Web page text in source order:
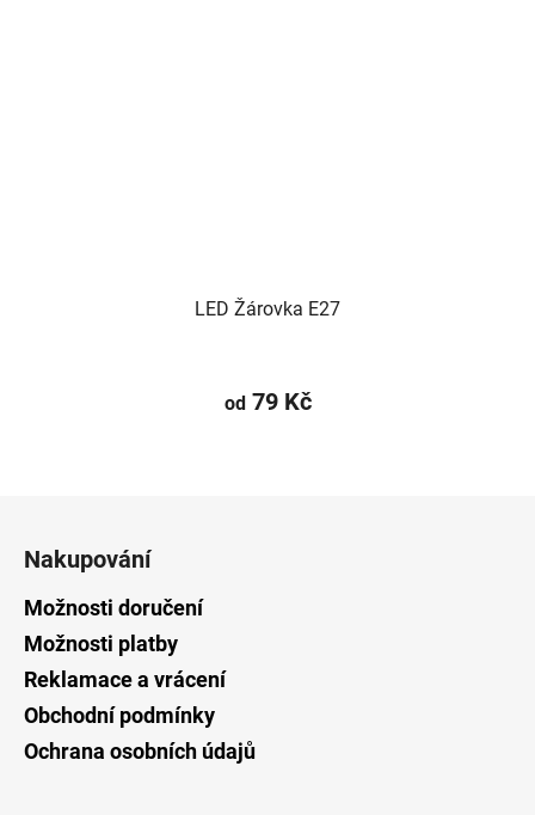
LED Žárovka E27
od79 Kč
Nakupování
Možnosti doručení
Možnosti platby
Reklamace a vrácení
Obchodní podmínky
Ochrana osobních údajů